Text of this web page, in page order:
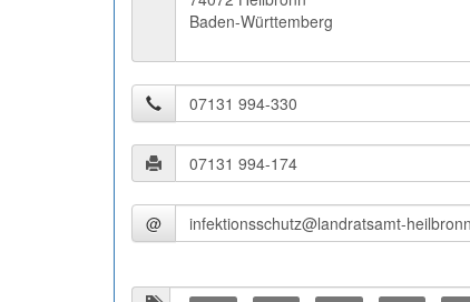
Baden-Württemberg
@